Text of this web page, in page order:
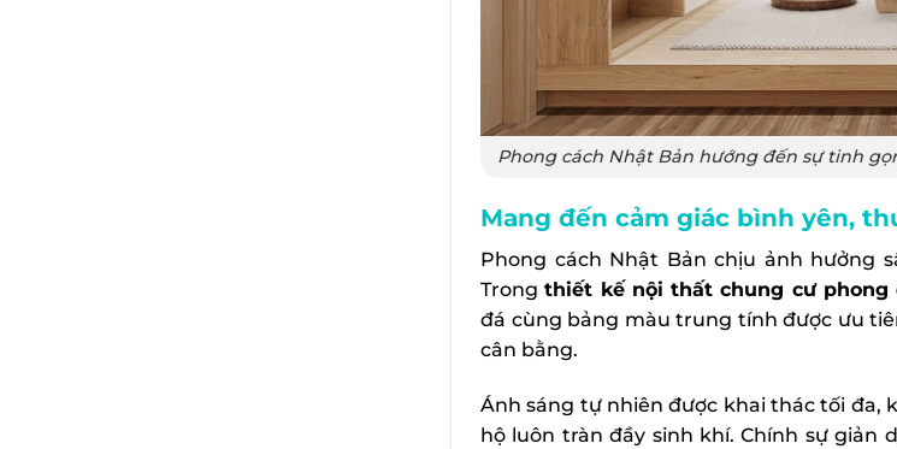
Phong cách Nhật Bản hướng đến sự tinh
Mang đến cảm giác bình yên,
Phong cách Nhật Bản chịu ảnh hưởng
Trongthiết kế nội thất chung cư phong
đá cùng bảng màu trung tính được ưu
cân bằng.
Ánh sáng tự nhiên được khai thác tối đa,
hộ luôn tràn đầy sinh khí. Chính sự giản